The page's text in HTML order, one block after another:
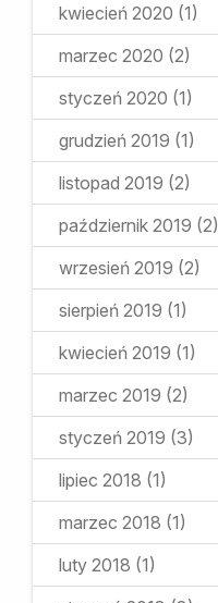
kwiecień 2020 (1)
marzec 2020 (2)
styczeń 2020 (1)
grudzień 2019 (1)
listopad 2019 (2)
październik 2019 (2)
wrzesień 2019 (2)
sierpień 2019 (1)
kwiecień 2019 (1)
marzec 2019 (2)
styczeń 2019 (3)
lipiec 2018 (1)
marzec 2018 (1)
luty 2018 (1)